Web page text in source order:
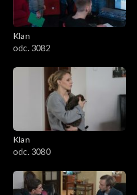
1301–1400
1201–1300
1101–1200
1001–1100
901–1000
801–900
Klan
odc. 3082
Klan
odc. 3080